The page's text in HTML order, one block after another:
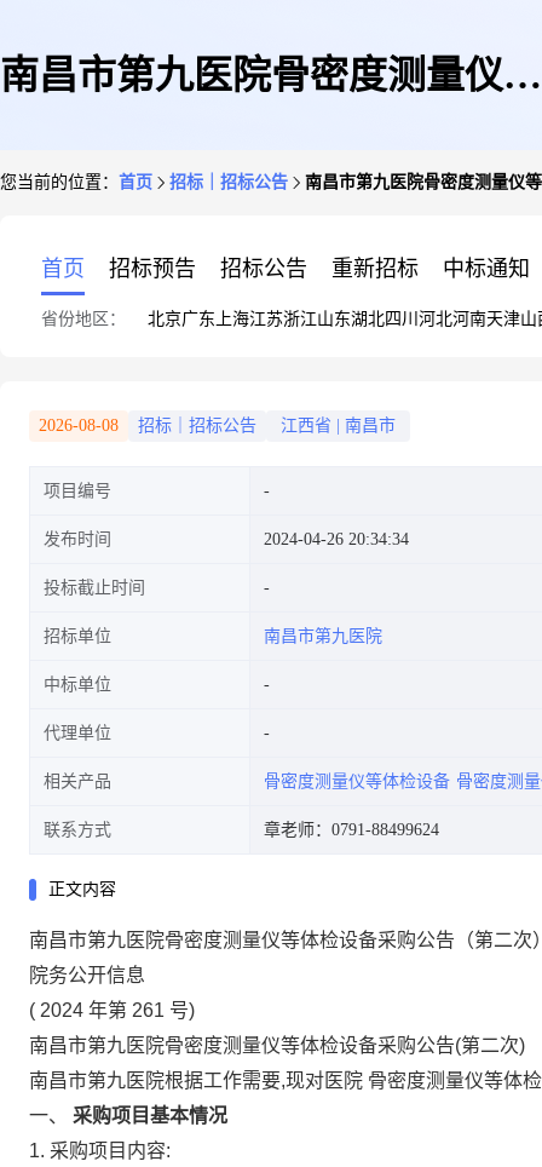
南昌市第九医院骨密度测量仪等
您当前的位置： 首页 招标｜招标公告 南昌市第九医院骨密度测量仪
首页 招标预告 招标公告 重新招标 中标通知
省份地区： 北京广东 上海江苏浙江山东湖北四川 河北河南天津山
2026-08-08 招标｜招标公告 江西省 南昌市
项目编号
发布时间 2024-04-26 20:34:34
投标截止时间
招标单位 南昌市第九医院
中标单位
代理单位
相关产品 骨密度测量仪等体检设备 骨密度测
联系方式 章老师：0791-88499624
正文内容
南昌市第九医院骨密度测量仪等体检设备采购公告（第二次
院务公开信息
( 2024 年第 261 号)
南昌市第九医院骨密度测量仪等体检设备采购公告(第二次)
南昌市第九医院根据工作需要,现对医院 骨密度测量仪等体
一、 采购项目基本情况
1. 采购项目内容: